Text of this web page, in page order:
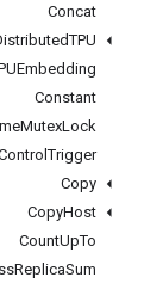
Concat
TPU
Constant
MutexLock
Trigger
Copy
CopyHost
CountUpTo
ReplicaSum